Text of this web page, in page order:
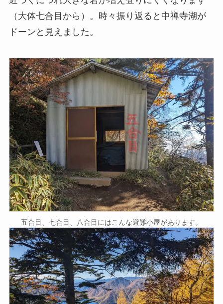
（大体七合目から）。時々振り返ると中禅寺湖が
ドーンと見えました。
五合目、七合目、八合目にはこんな避難小屋があります。